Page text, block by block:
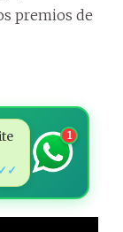
premios de
✓✓
1